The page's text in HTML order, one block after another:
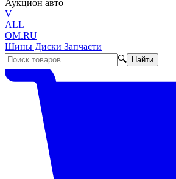
Аукцион авто
V
ALL
OM.RU
Шины Диски Запчасти
🔍
Найти